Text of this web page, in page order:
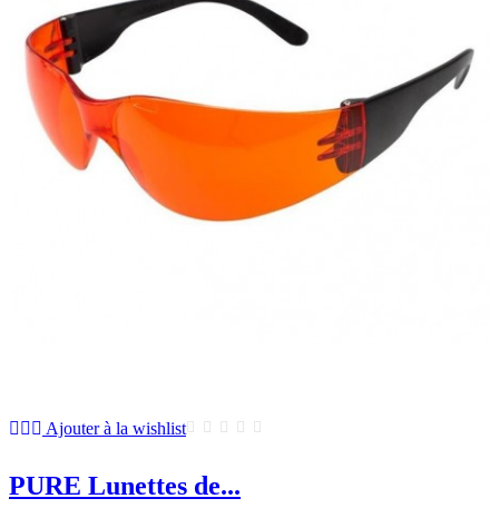
Ajouter à la wishlist
PURE Lunettes de...